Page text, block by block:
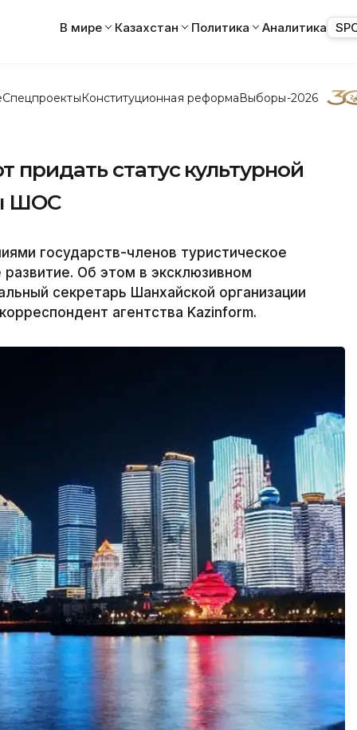
В мире Казахстан Политика Аналитика
СпецпроектыКонституционная реформаВыборы-2026
статус культурной
ШОС
государств-членов туристическое
Об этом в эксклюзивном
секретарь Шанхайской организации
агентства Kazinform.